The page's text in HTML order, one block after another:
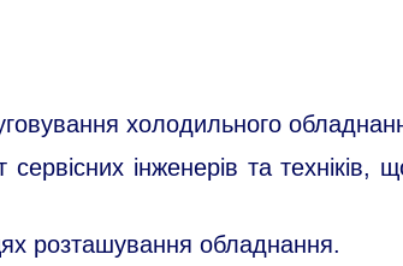
холодильного
інженерів та техніків,
розташування обладнання.